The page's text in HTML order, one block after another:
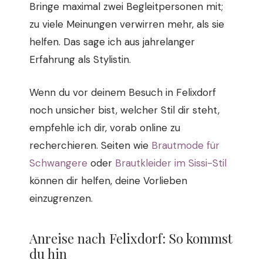
Bringe maximal zwei Begleitpersonen mit;
zu viele Meinungen verwirren mehr, als sie
helfen. Das sage ich aus jahrelanger
Erfahrung als Stylistin.
Wenn du vor deinem Besuch in Felixdorf
noch unsicher bist, welcher Stil dir steht,
empfehle ich dir, vorab online zu
recherchieren. Seiten wie Brautmode für
Schwangere oder Brautkleider im Sissi-Stil
können dir helfen, deine Vorlieben
einzugrenzen.
Anreise nach Felixdorf: So kommst
du hin